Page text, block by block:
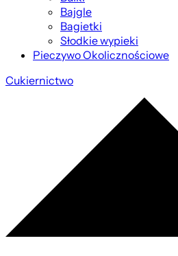
Bajgle
Bagietki
Słodkie wypieki
Pieczywo Okolicznościowe
Cukiernictwo